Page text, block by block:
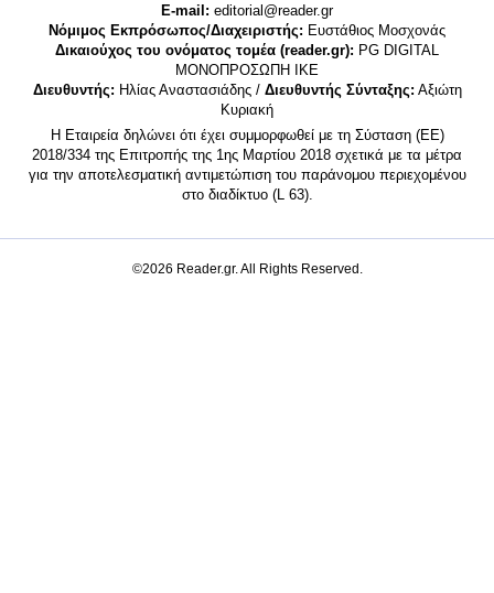
E-mail: editorial@reader.gr
Νόμιμος Εκπρόσωπος/Διαχειριστής: Ευστάθιος Μοσχονάς
Δικαιούχος του ονόματος τομέα (reader.gr): PG DIGITAL
MONΟΠΡΟΣΩΠΗ ΙΚΕ
Διευθυντής: Ηλίας Αναστασιάδης / Διευθυντής Σύνταξης: Αξιώτη
Κυριακή
Η Εταιρεία δηλώνει ότι έχει συμμορφωθεί με τη Σύσταση (ΕΕ)
2018/334 της Επιτροπής της 1ης Μαρτίου 2018 σχετικά με τα μέτρα
για την αποτελεσματική αντιμετώπιση του παράνομου περιεχομένου
στο διαδίκτυο (L 63).
©2026 Reader.gr. All Rights Reserved.